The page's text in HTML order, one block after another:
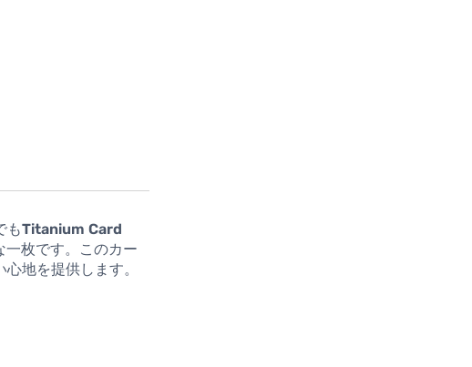
もTitanium Card
一枚です。このカー
地を提供します。